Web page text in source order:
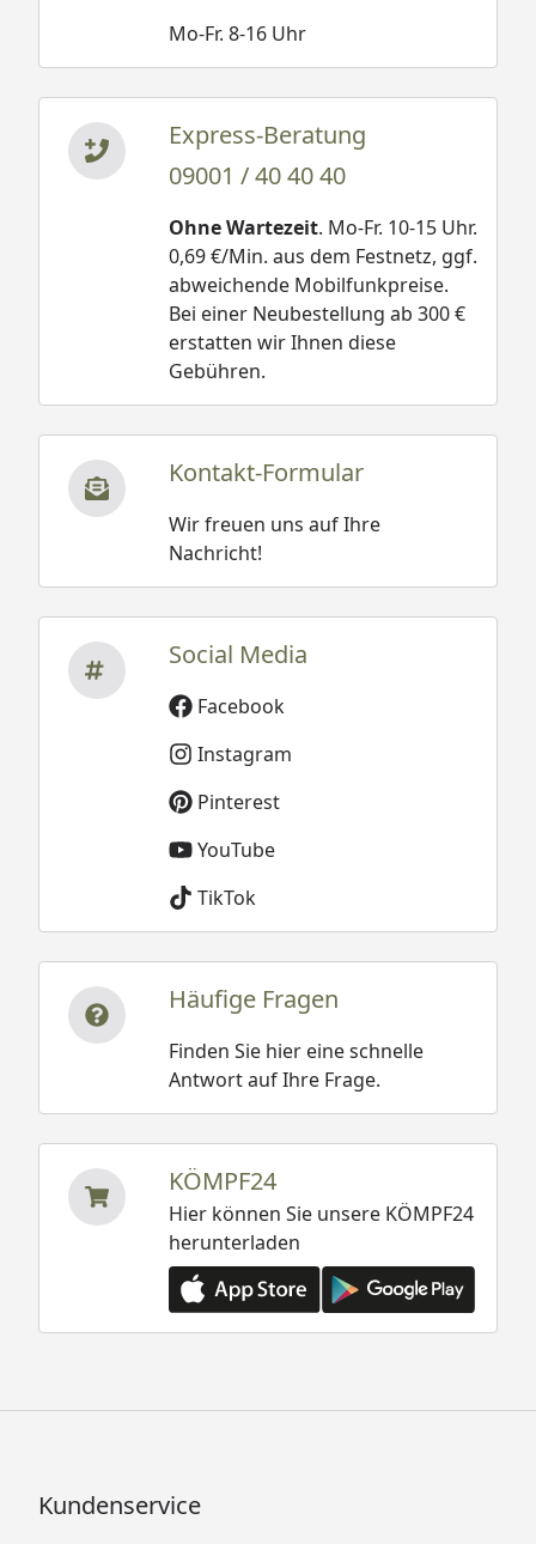
Mo-Fr. 8-16 Uhr
Express-Beratung
09001 / 40 40 40
Ohne Wartezeit. Mo-Fr. 10-15 Uhr.
0,69 €/Min. aus dem Festnetz, ggf.
abweichende Mobilfunkpreise.
Bei einer Neubestellung ab 300 €
erstatten wir Ihnen diese
Gebühren.
Kontakt-Formular
Wir freuen uns auf Ihre
Nachricht!
Social Media
Facebook
Instagram
Pinterest
YouTube
TikTok
Häufige Fragen
Finden Sie hier eine schnelle
Antwort auf Ihre Frage.
KÖMPF24
Hier können Sie unsere KÖMPF24
herunterladen
Kundenservice